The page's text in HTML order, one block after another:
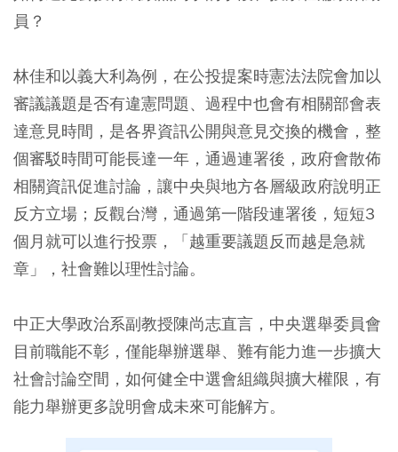
員？
林佳和以義大利為例，在公投提案時憲法法院會加以
審議議題是否有違憲問題、過程中也會有相關部會表
達意見時間，是各界資訊公開與意見交換的機會，整
個審駁時間可能長達一年，通過連署後，政府會散佈
相關資訊促進討論，讓中央與地方各層級政府說明正
反方立場；反觀台灣，通過第一階段連署後，短短3
個月就可以進行投票，「越重要議題反而越是急就
章」，社會難以理性討論。
中正大學政治系副教授陳尚志直言，中央選舉委員會
目前職能不彰，僅能舉辦選舉、難有能力進一步擴大
社會討論空間，如何健全中選會組織與擴大權限，有
能力舉辦更多說明會成未來可能解方。